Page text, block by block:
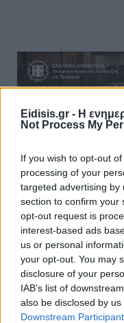
Eidisis.gr - Η
Not Process My
If you wish to opt-out
processing of your
targeted advertising by
section to confirm your
opt-out request is
interest-based ads
us or personal
your opt-out. You may
disclosure of your
IAB’s list of
also be disclosed by
Downstream